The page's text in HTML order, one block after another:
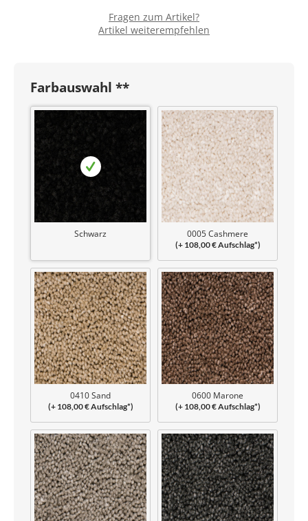
Fragen zum Artikel?
Artikel weiterempfehlen
Farbauswahl **
Schwarz 0005 Cashmere
(+ 108,00 € Aufschlag*)
0410 Sand
(+ 108,00 € Aufschlag*)
0600 Marone
(+ 108,00 € Aufschlag*)